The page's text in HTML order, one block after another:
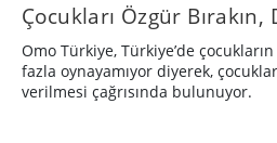
Çocukları Özgür Bırakın,
Omo Türkiye, Türkiye’de
fazla oynayamıyor diyerek,
verilmesi çağrısında bulunuyor.